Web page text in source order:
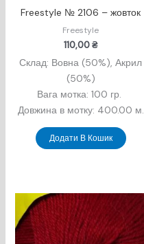
Freestyle № 2106 – жовток
Freestyle
110,00₴
Склад: Вовна (50%), Акрил
(50%)
Вага мотка: 100 гр.
Довжина в мотку: 400.00 м.
Додати В Кошик